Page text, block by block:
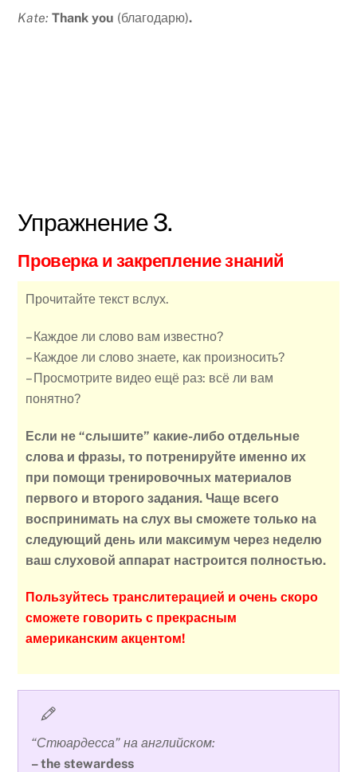
Kate:Thank you (благодарю).
Упражнение 3.
Проверка и закрепление знаний
Прочитайте текст вслух.
– Каждое ли слово вам известно?
– Каждое ли слово знаете, как произносить?
– Просмотрите видео ещё раз: всё ли вам
понятно?
Если не “слышите” какие-либо отдельные
слова и фразы, то потренируйте именно их
при помощи тренировочных материалов
первого и второго задания. Чаще всего
воспринимать на слух вы сможете только на
следующий день или максимум через неделю
ваш слуховой аппарат настроится полностью.
Пользуйтесь транслитерацией и очень скоро
сможете говорить с прекрасным
американским акцентом!
“Стюардесса” на английском:
– the stewardess